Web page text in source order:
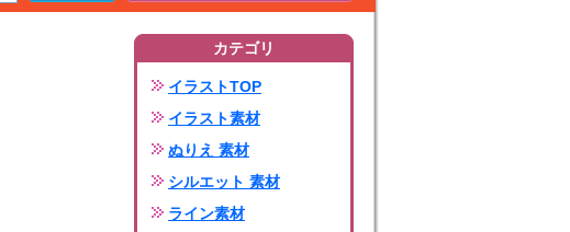
カテゴリ
イラストTOP
イラスト素材
ぬりえ 素材
シルエット 素材
ライン素材